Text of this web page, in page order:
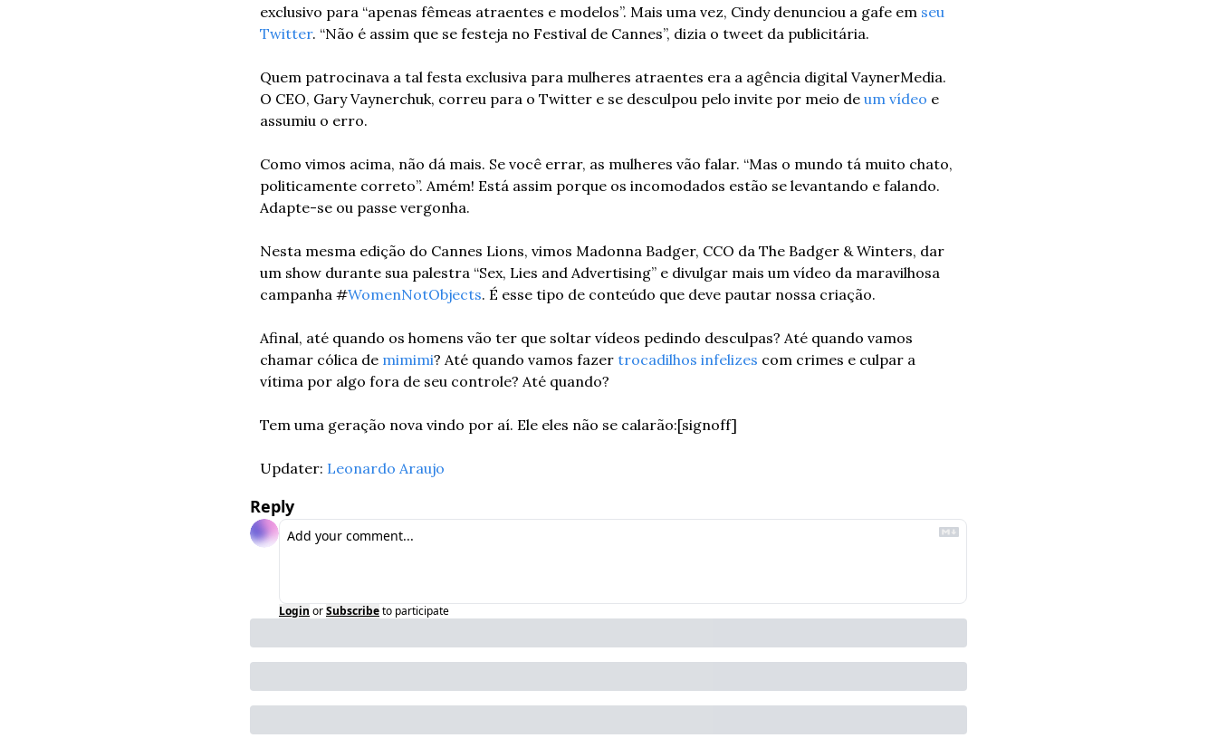
exclusivo para “apenas fêmeas atraentes e modelos”. Mais uma vez, Cindy denunciou a gafe em seu
Twitter. “Não é assim que se festeja no Festival de Cannes”, dizia o tweet da publicitária.
Quem patrocinava a tal festa exclusiva para mulheres atraentes era a agência digital VaynerMedia.
O CEO, Gary Vaynerchuk, correu para o Twitter e se desculpou pelo invite por meio de um vídeo e
assumiu o erro.
Como vimos acima, não dá mais. Se você errar, as mulheres vão falar. “Mas o mundo tá muito chato,
politicamente correto”. Amém! Está assim porque os incomodados estão se levantando e falando.
Adapte-se ou passe vergonha.
Nesta mesma edição do Cannes Lions, vimos Madonna Badger, CCO da The Badger & Winters, dar
um show durante sua palestra “Sex, Lies and Advertising” e divulgar mais um vídeo da maravilhosa
campanha #WomenNotObjects. É esse tipo de conteúdo que deve pautar nossa criação.
Afinal, até quando os homens vão ter que soltar vídeos pedindo desculpas? Até quando vamos
chamar cólica de mimimi? Até quando vamos fazer trocadilhos infelizes com crimes e culpar a
vítima por algo fora de seu controle? Até quando?
Tem uma geração nova vindo por aí. Ele eles não se calarão:[signoff]
Updater: Leonardo Araujo
Reply
Login orSubscribeto participate